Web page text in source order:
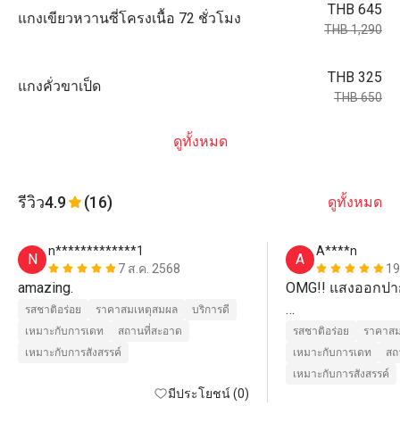
แกงเขียวหวานซี่โครงเนื้อ 72 ชั่วโมง
THB 645
THB 1,290
แกงคั่วขาเป็ด
THB 325
THB 650
ดูทั้งหมด
รีวิว4.9 (16) ดูทั้งหมด
N
n*************1
7 ส.ค. 2568
amazing.
รสชาติอร่อย ราคาสมเหตุสมผล
บริการดี
เหมาะกับการเดท
สถานที่สะอาด
เหมาะกับการสังสรรค์
มีประโยชน์ (0)
A
A****n
OMG!! แสงออกป
ไปอยู่ไหนมา ทำไ
Benjarong Baan
หนึ่งในที่สุดของอ
รสชาติอร่อย
ราคาส
เหมาะกับการเดท
ส
เหมาะกับการสังสรรค์